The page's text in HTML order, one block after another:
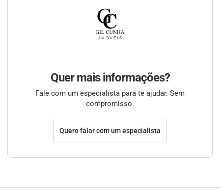
Quer mais informações?
Fale com um especialista para te ajudar. Sem
compromisso.
Quero falar com um especialista